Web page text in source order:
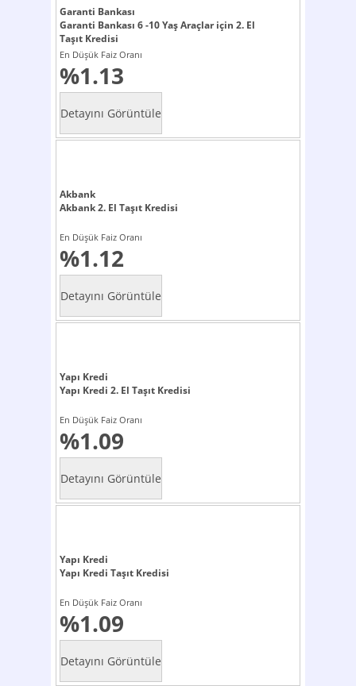
Garanti Bankası
Garanti Bankası 6 -10 Yaş Araçlar için 2. El
Taşıt Kredisi
En Düşük Faiz Oranı
%1.13
Akbank
Akbank 2. El Taşıt Kredisi
En Düşük Faiz Oranı
%1.12
Yapı Kredi
Yapı Kredi 2. El Taşıt Kredisi
En Düşük Faiz Oranı
%1.09
Yapı Kredi
Yapı Kredi Taşıt Kredisi
En Düşük Faiz Oranı
%1.09